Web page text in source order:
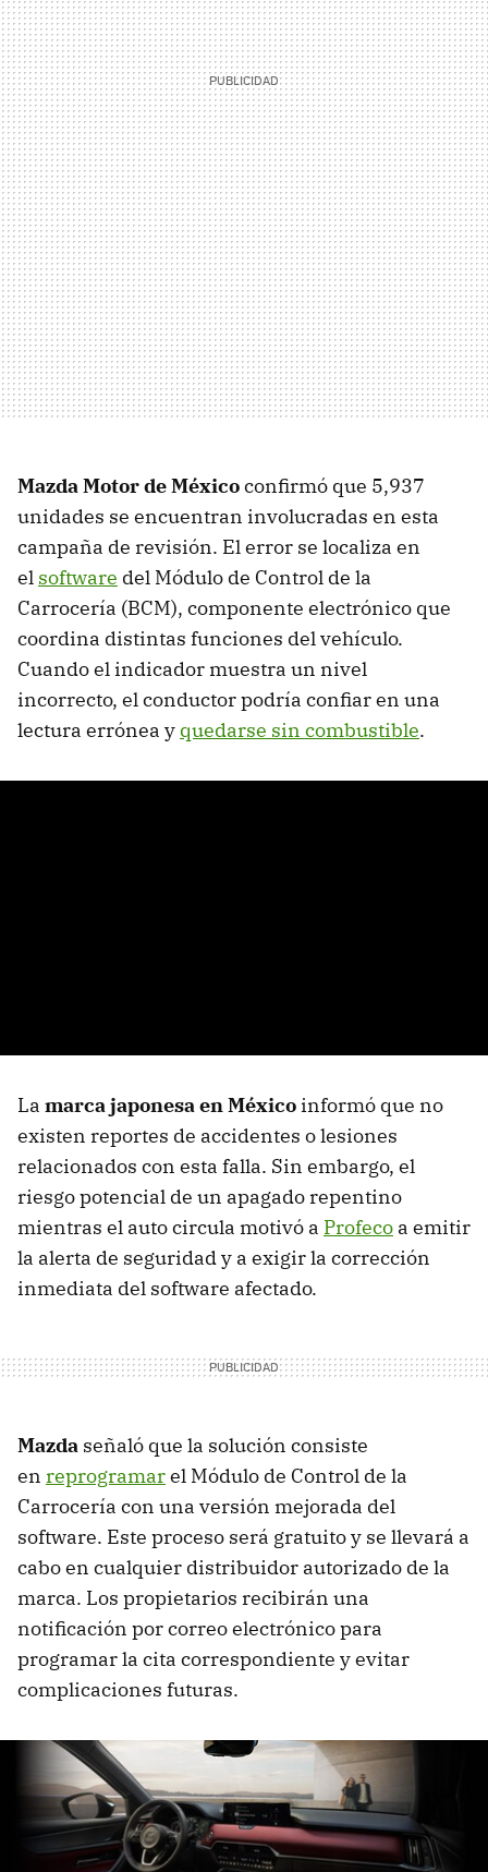
Mazda Motor de Méxicoconfirmó que 5,937
unidades se encuentran involucradas en esta
campaña de revisión. El error se localiza en
el software del Módulo de Control de la
Carrocería (BCM), componente electrónico que
coordina distintas funciones del vehículo.
Cuando el indicador muestra un nivel
incorrecto, el conductor podría confiar en una
lectura errónea y quedarse sin combustible.
La marca japonesa en México informó que no
existen reportes de accidentes o lesiones
relacionados con esta falla. Sin embargo, el
riesgo potencial de un apagado repentino
mientras el auto circula motivó a Profeco a emitir
la alerta de seguridad y a exigir la corrección
inmediata del software afectado.
Mazda señaló que la solución consiste
en reprogramarel Módulo de Control de la
Carrocería con una versión mejorada del
software. Este proceso será gratuito y se llevará a
cabo en cualquier distribuidor autorizado de la
marca. Los propietarios recibirán una
notificación por correo electrónico para
programar la cita correspondiente y evitar
complicaciones futuras.